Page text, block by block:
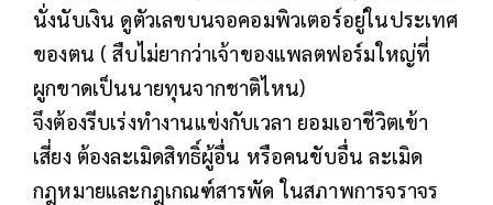
นั่งนับเงิน ดูตัวเลขบนจอคอมพิวเตอร์อยู่ในประเทศ
ของตน ( สืบไม่ยากว่าเจ้าของแพลตฟอร์มใหญ่ที่
ผูกขาดเป็นนายทุนจากชาติไหน)
จึงต้องรีบเร่งทำงานแข่งกับเวลา ยอมเอาชีวิตเข้า
เสี่ยง ต้องละเมิดสิทธิ์ผู้อื่น หรือคนขับอื่น ละเมิด
กฎหมายและกฎเกณฑ์สารพัด ในสภาพการจราจร